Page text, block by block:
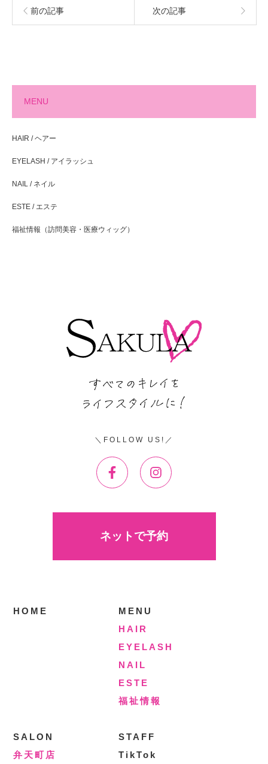
前の記事 次の記事
MENU
HAIR / ヘアー
EYELASH / アイラッシュ
NAIL / ネイル
ESTE / エステ
福祉情報（訪問美容・医療ウィッグ）
FOLLOW US!
ネットで予約
HOME
MENU
HAIR
EYELASH
NAIL
ESTE
福祉情報
SALON
弁天町店
STAFF
TikTok